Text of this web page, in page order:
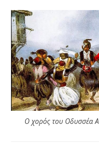
Ο χορός του Οδυσσέα